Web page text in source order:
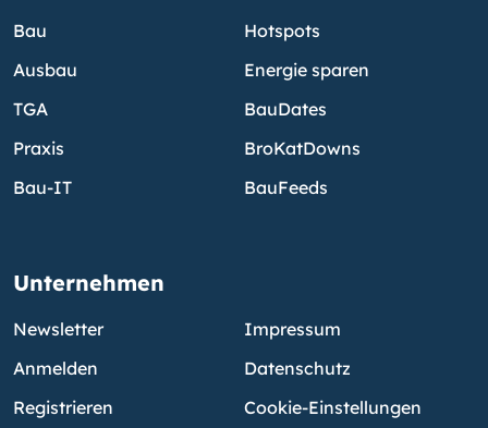
Bau
Ausbau
TGA
Praxis
Bau-IT
Hotspots
Energie sparen
BauDates
BroKatDowns
BauFeeds
Unternehmen
Newsletter
Anmelden
Registrieren
Impressum
Datenschutz
Cookie-Einstellungen